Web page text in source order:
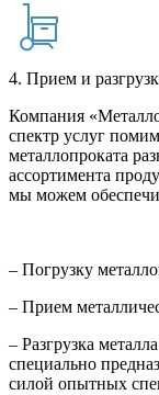
4. Прием и
Компания
спектр услуг
металлопроката
ассортимента
мы можем
– Погрузку
– Прием
– Разгрузка
специально
силой опытных